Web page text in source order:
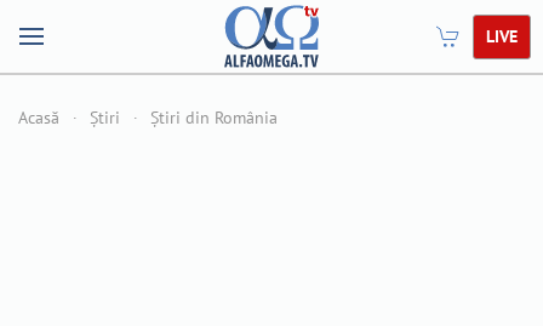
LIVE
Acasă Știri Știri din România